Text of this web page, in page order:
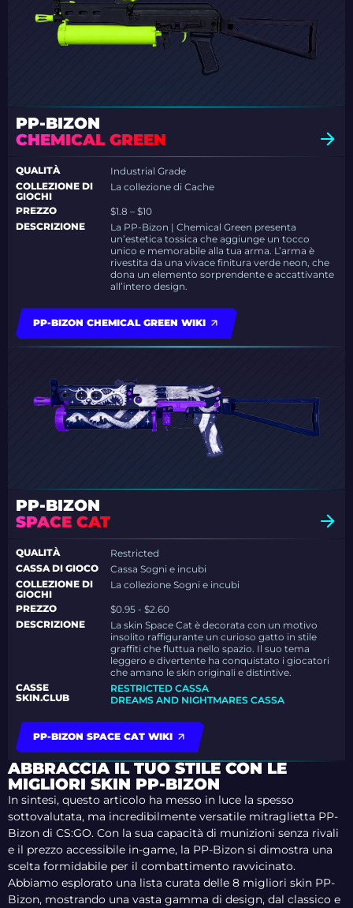
PP-BIZON
CHEMICAL GREEN
QUALITÀ
Industrial Grade
COLLEZIONE DI
GIOCHI
La collezione di Cache
PREZZO
$1.8 – $10
DESCRIZIONE
La PP-Bizon | Chemical Green presenta
un’estetica tossica che aggiunge un tocco
unico e memorabile alla tua arma. L’arma è
rivestita da una vivace finitura verde neon, che
dona un elemento sorprendente e accattivante
all’intero design.
PP-BIZON CHEMICAL GREEN WIKI
PP-BIZON
SPACE CAT
QUALITÀ
Restricted
CASSA DI GIOCO
Cassa Sogni e incubi
COLLEZIONE DI
GIOCHI
La collezione Sogni e incubi
PREZZO
$0.95 - $2.60
DESCRIZIONE
La skin Space Cat è decorata con un motivo
insolito raffigurante un curioso gatto in stile
graffiti che fluttua nello spazio. Il suo tema
leggero e divertente ha conquistato i giocatori
che amano le skin originali e distintive.
CASSE
SKIN.CLUB
RESTRICTED CASSA
DREAMS AND NIGHTMARES CASSA
PP-BIZON SPACE CAT WIKI
ABBRACCIA IL TUO STILE CON LE
MIGLIORI SKIN PP-BIZON
In sintesi, questo articolo ha messo in luce la spesso
sottovalutata, ma incredibilmente versatile mitraglietta PP-
Bizon di CS:GO. Con la sua capacità di munizioni senza rivali
e il prezzo accessibile in-game, la PP-Bizon si dimostra una
scelta formidabile per il combattimento ravvicinato.
Abbiamo esplorato una lista curata delle 8 migliori skin PP-
Bizon, mostrando una vasta gamma di design, dal classico e